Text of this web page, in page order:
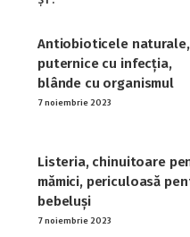
Antiobioticele naturale,
puternice cu infecția,
blânde cu organismul
7 noiembrie 2023
Listeria, chinuitoare
mămici, periculoasă
bebeluși
7 noiembrie 2023